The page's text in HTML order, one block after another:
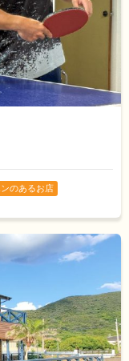
のあるお店